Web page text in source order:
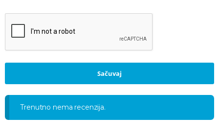
Trenutno nema recenzija.